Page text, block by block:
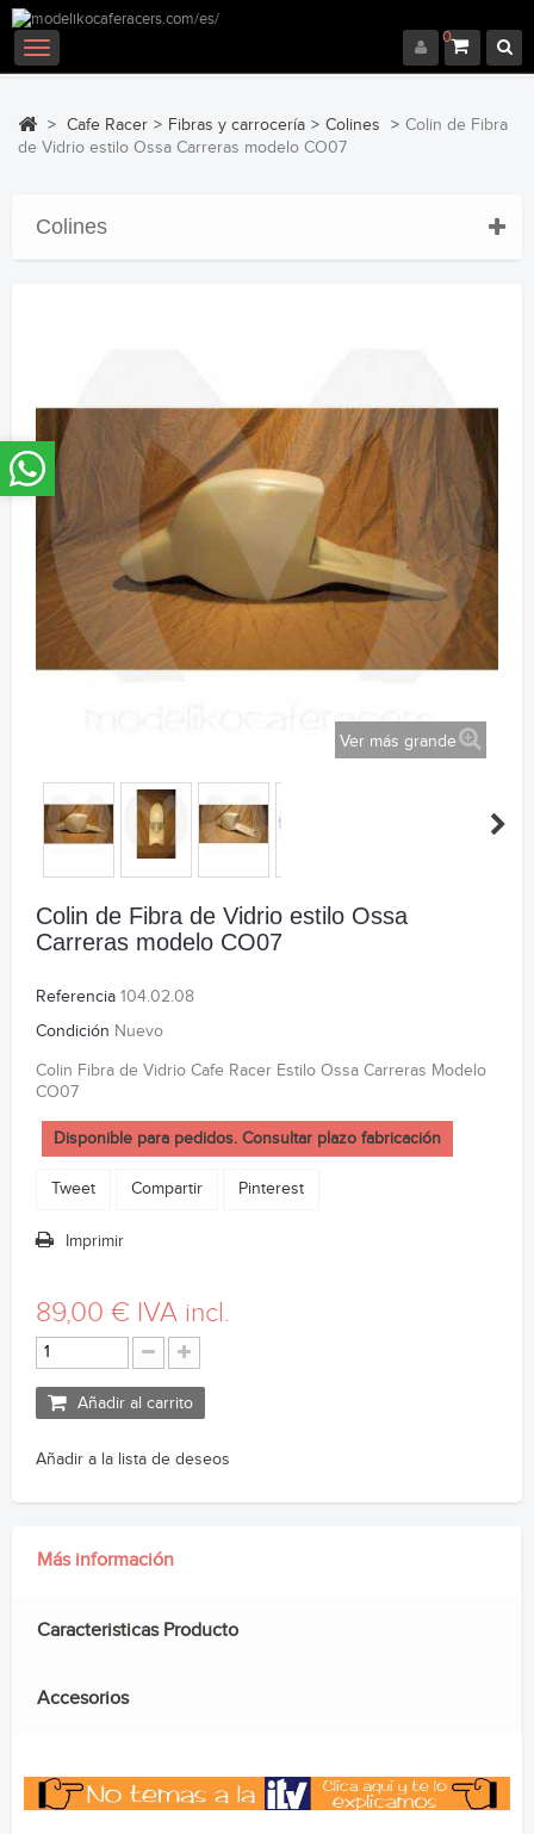
0
Navegación
Toggle
> Cafe Racer > Fibras y carrocería > Colines > Colin de Fibra
de Vidrio estilo Ossa Carreras modelo CO07
Colines
Ver más grande
Colin de Fibra de Vidrio estilo Ossa
Carreras modelo CO07
Referencia 104.02.08
Condición Nuevo
Colin Fibra de Vidrio Cafe Racer Estilo Ossa Carreras Modelo
CO07
Disponible para pedidos. Consultar plazo fabricación
Tweet Compartir Pinterest
Imprimir
89,00 € IVA incl.
Añadir al carrito
Añadir a la lista de deseos
Más información
Caracteristicas Producto
Accesorios